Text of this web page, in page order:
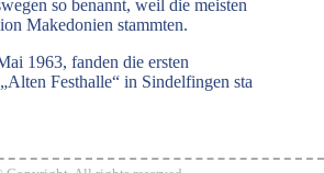
so benannt, weil die meisten
Makedonien stammten.
1963, fanden die ersten
Festhalle“ in Sindelfingen sta